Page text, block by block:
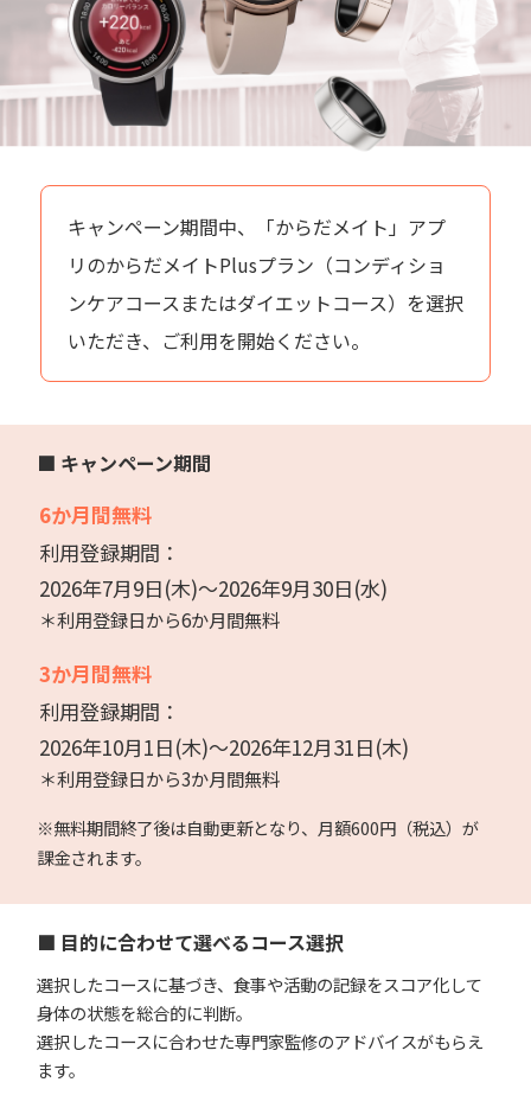
キャンペーン期間中、「からだメイト」アプ
リのからだメイトPlusプラン（コンディショ
ンケアコースまたはダイエットコース）を選択
いただき、ご利用を開始ください。
■ キャンペーン期間
6か月間無料
利用登録期間：
2026年7月9日(木)～2026年9月30日(水)
＊利用登録日から6か月間無料
3か月間無料
利用登録期間：
2026年10月1日(木)～2026年12月31日(木)
＊利用登録日から3か月間無料
※無料期間終了後は自動更新となり、月額600円（税込）が
課金されます。
■ 目的に合わせて選べるコース選択
選択したコースに基づき、食事や活動の記録をスコア化して
身体の状態を総合的に判断。
選択したコースに合わせた専門家監修のアドバイスがもらえ
ます。